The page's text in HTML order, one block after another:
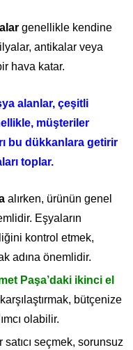
genellikle kendine
antikalar veya
hava katar.
alanlar, çeşitli
müşteriler
bu dükkanlara getirir
toplar.
alırken, ürünün genel
Eşyaların
kontrol etmek,
adına önemlidir.
Paşa’daki ikinci el
bütçenize
olabilir.
satıcı seçmek, sorunsuz